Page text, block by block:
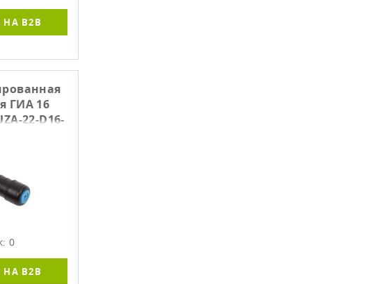
B2B
ГИА 16
22-D16-
0
B2B